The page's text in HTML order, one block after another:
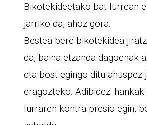
Bikotekideetako bat lurrean
jarriko da, ahoz gora.
Bestea bere bikotekidea
da, baina etzanda dagoenak
eta bost egingo ditu ahuspez
eragozteko. Adibidez: hankak
lurraren kontra presio egin,